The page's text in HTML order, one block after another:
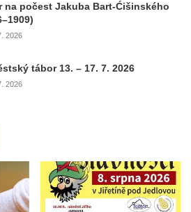
na počest Jakuba Bart-Ćišinského
2026
tábor 13. – 17. 7. 2026
2026